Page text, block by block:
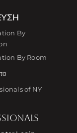
By
By Room
of NY